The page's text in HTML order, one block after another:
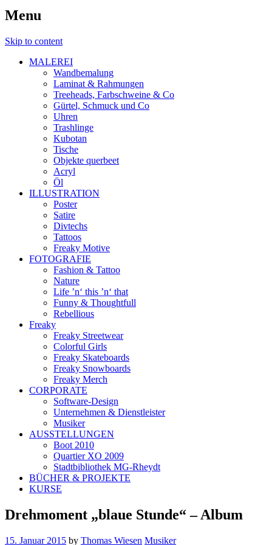
Menu
Skip to content
MALEREI
Wandbemalung
Laminat & Rahmungen
Treeheads, Farbschweine & Co
Gürtel, Schmuck und Co
Uhren
Trashlinge
Kubotan
Tische
Objekte querbeet
Acryl
Öl
ILLUSTRATION
Poster
Satire
Divtechs
Tattoos
Freaky Motive
FOTOGRAFIE
Fashion & Tattoo
Nature
Life ’n‘ this ’n‘ that
Funny & Thoughtfull
Rebellious
Freaky
Freaky Streetwear
Colorful Girls
Freaky Skateboards
Freaky Snowboards
Freaky Merch
CORPORATE
Software-Design
Unternehmen & Dienstleister
Musiker
AUSSTELLUNGEN
Boot 2010
Quartier XO 2009
Stadtbibliothek MG-Rheydt
BÜCHER & PROJEKTE
KURSE
Drehmoment „blaue Stunde“ – Album
15. Januar 2015 by Thomas Wiesen Musiker